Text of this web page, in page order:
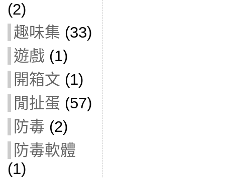
(2)
趣味集 (33)
遊戲 (1)
開箱文 (1)
閒扯蛋 (57)
防毒 (2)
防毒軟體
(1)